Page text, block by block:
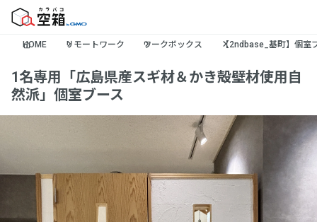
HOME リモートワーク ワークボックス 【2ndbase_基町】個室
1名専用「広島県産スギ材＆かき殻壁材使用自
然派」個室ブース